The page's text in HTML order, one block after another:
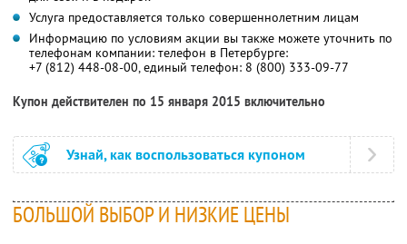
Услуга предоставляется только совершеннолетним лицам
Информацию по условиям акции вы также можете уточнить по
телефонам компании: телефон в Петербурге:
+7 (812) 448-08-00, единый телефон: 8 (800) 333-09-77
Купон действителен по 15 января 2015 включительно
Узнай, как воспользоваться купоном
БОЛЬШОЙ ВЫБОР И НИЗКИЕ ЦЕНЫ